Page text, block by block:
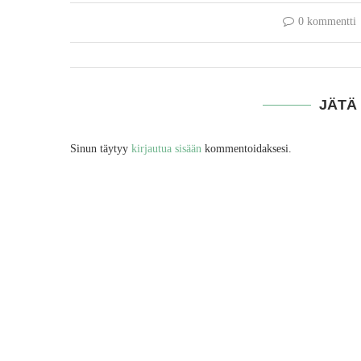
0 kommentti
JÄTÄ
Sinun täytyy kirjautua sisään kommentoidaksesi.